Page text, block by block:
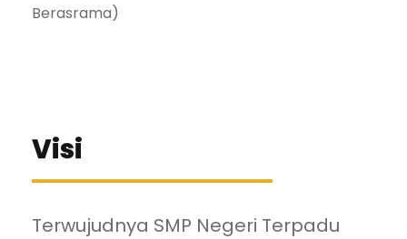
Berasrama)
Visi
Terwujudnya SMP Negeri Terpadu